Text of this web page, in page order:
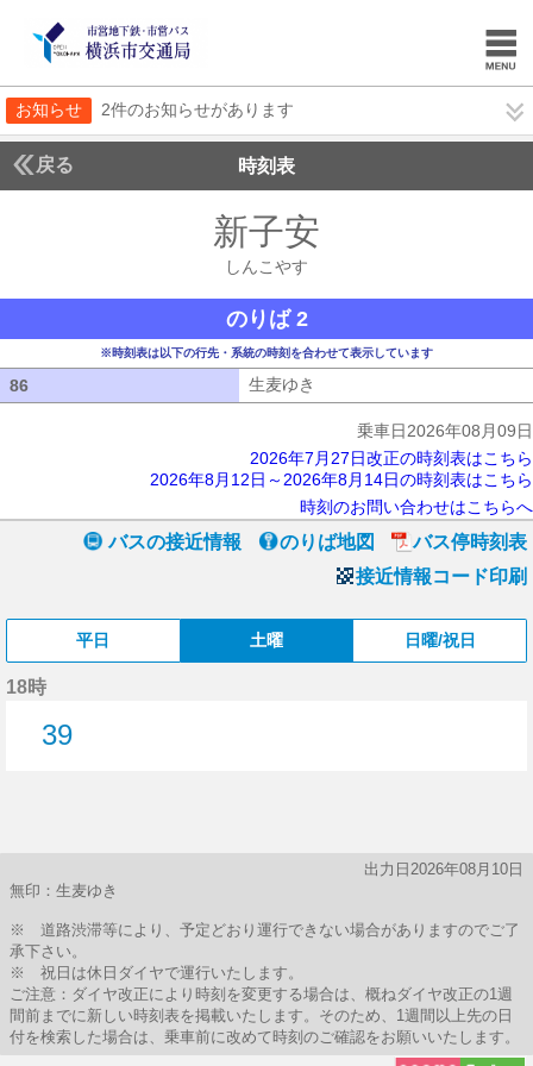
お知らせ 2件のお知らせがあります
戻る 時刻表
新子安
しんこやす
のりば 2
※時刻表は以下の行先・系統の時刻を合わせて表示しています
86 生麦ゆき
乗車日2026年08月09日
2026年7月27日改正の時刻表はこちら
2026年8月12日～2026年8月14日の時刻表はこちら
時刻のお問い合わせはこちらへ
バスの接近情報 のりば地図
バス停時刻表
接近情報コード印刷
平日 土曜 日曜/祝日
18時
39
出力日2026年08月10日
無印：生麦ゆき
※ 道路渋滞等により、予定どおり運行できない場合がありますのでご了
承下さい。
※ 祝日は休日ダイヤで運行いたします。
ご注意：ダイヤ改正により時刻を変更する場合は、概ねダイヤ改正の1週
間前までに新しい時刻表を掲載いたします。そのため、1週間以上先の日
付を検索した場合は、乗車前に改めて時刻のご確認をお願いいたします。